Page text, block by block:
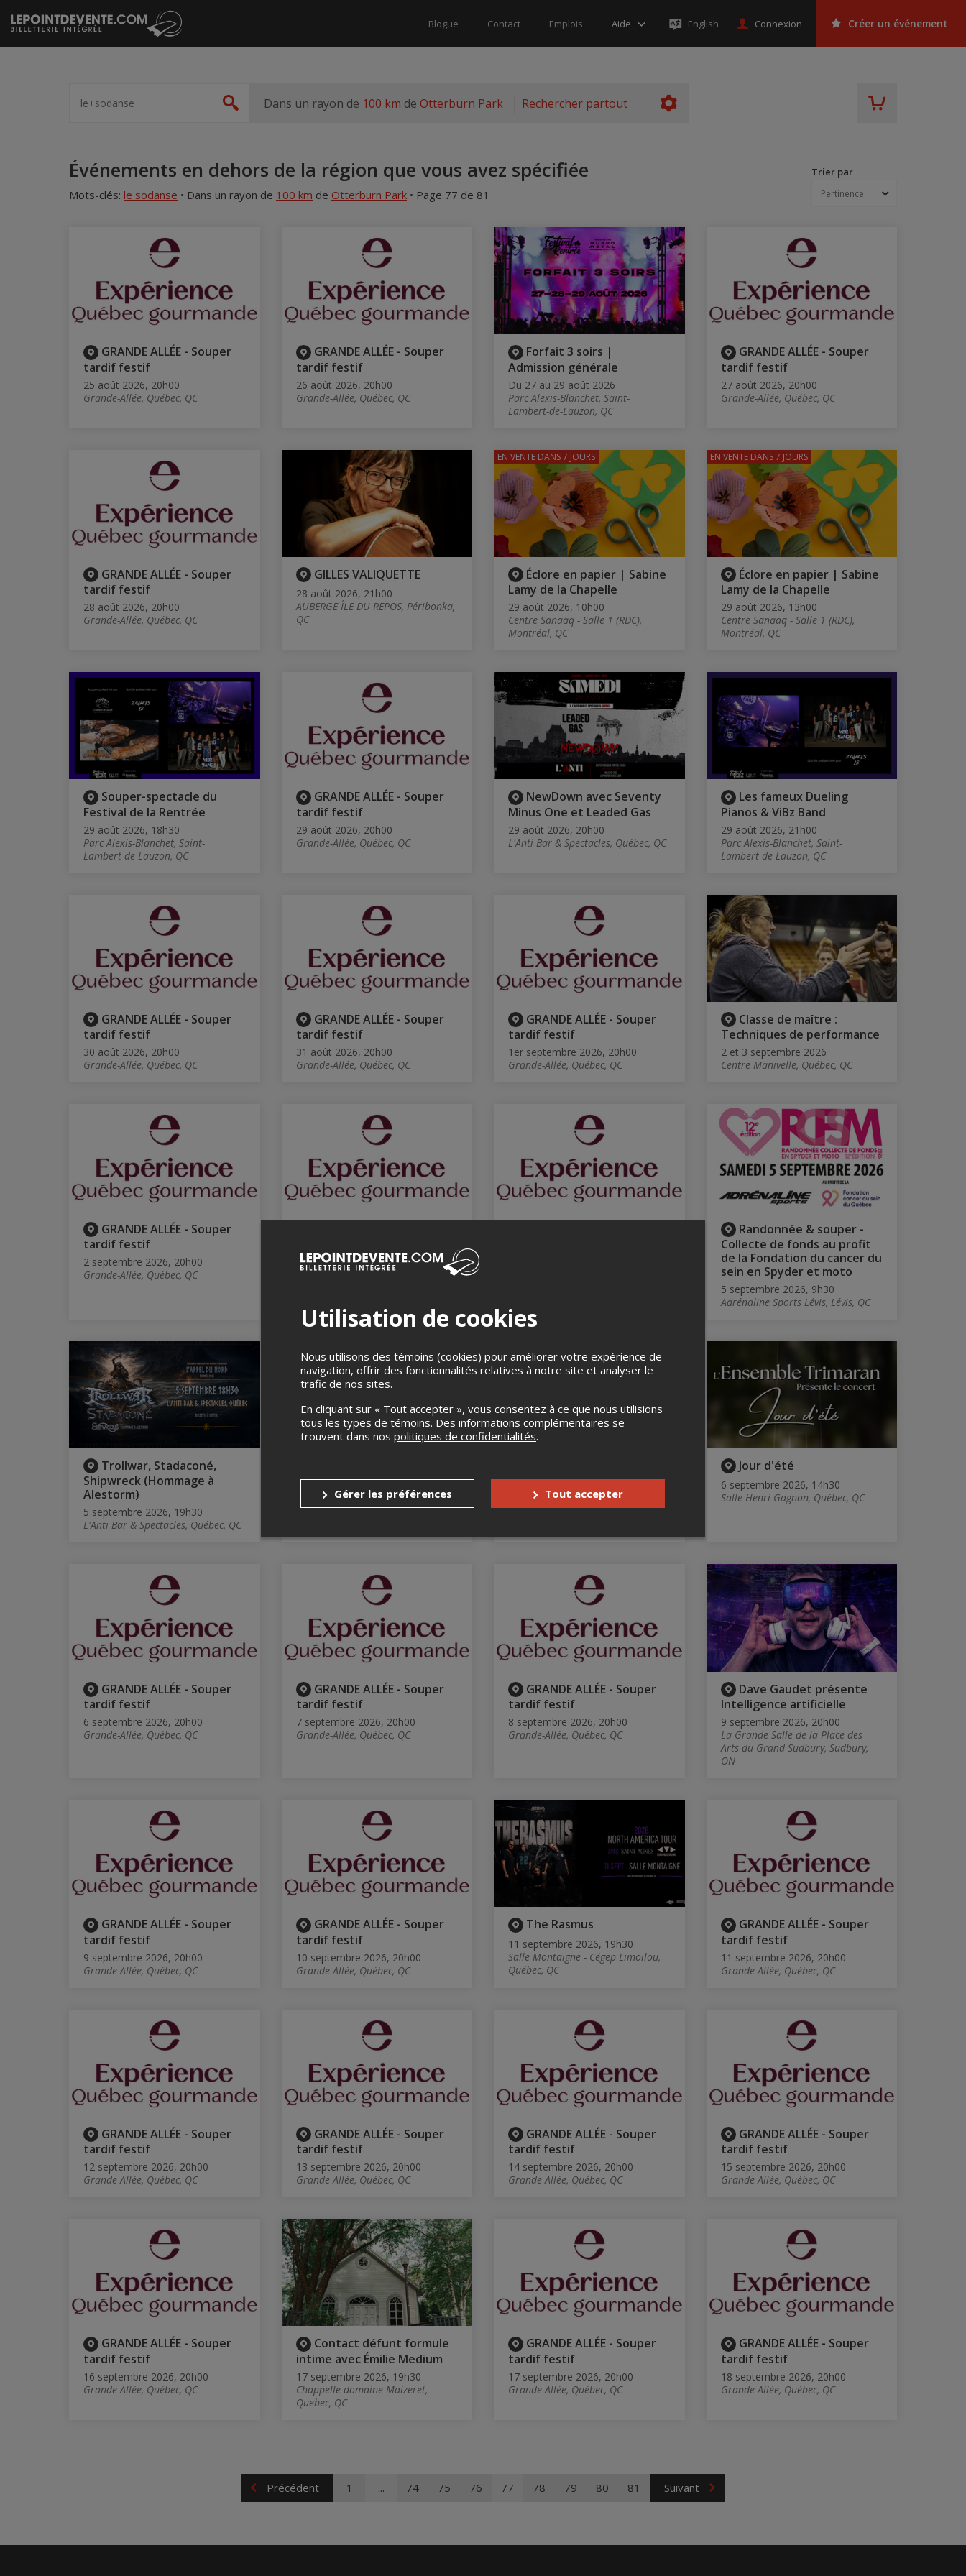
Passer
au
contenu
Blogue Contact Emplois Aide English Connexion Créer un événement
artiste,
lieu...
Rechercher
Dans un rayon de 100 km de Otterburn Park Rechercher partout
AccueilÉvénements en dehors de la région que vous avez spécifiée
Mots-clés: le sodanse • Dans un rayon de 100 km de Otterburn Park • Page 77 de 81
Trier par
GRANDE ALLÉE - Souper
tardif festif
25 août 2026, 20h00
Grande-Allée, Québec, QC
GRANDE ALLÉE - Souper
tardif festif
26 août 2026, 20h00
Grande-Allée, Québec, QC
Forfait 3 soirs |
Admission générale
Du 27 au 29 août 2026
Parc Alexis-Blanchet, Saint-
Lambert-de-Lauzon, QC
GRANDE ALLÉE - Souper
tardif festif
27 août 2026, 20h00
Grande-Allée, Québec, QC
GRANDE ALLÉE - Souper
tardif festif
28 août 2026, 20h00
Grande-Allée, Québec, QC
GILLES VALIQUETTE
28 août 2026, 21h00
AUBERGE ÎLE DU REPOS, Péribonka,
QC
Éclore en papier | Sabine
Lamy de la Chapelle
29 août 2026, 10h00
Centre Sanaaq - Salle 1 (RDC),
Montréal, QC
EN VENTE DANS 7 JOURS
Éclore en papier | Sabine
Lamy de la Chapelle
29 août 2026, 13h00
Centre Sanaaq - Salle 1 (RDC),
Montréal, QC
EN VENTE DANS 7 JOURS
Souper-spectacle du
Festival de la Rentrée
29 août 2026, 18h30
Parc Alexis-Blanchet, Saint-
Lambert-de-Lauzon, QC
GRANDE ALLÉE - Souper
tardif festif
29 août 2026, 20h00
Grande-Allée, Québec, QC
NewDown avec Seventy
Minus One et Leaded Gas
29 août 2026, 20h00
L'Anti Bar & Spectacles, Québec, QC
Les fameux Dueling
Pianos & ViBz Band
29 août 2026, 21h00
Parc Alexis-Blanchet, Saint-
Lambert-de-Lauzon, QC
GRANDE ALLÉE - Souper
tardif festif
30 août 2026, 20h00
Grande-Allée, Québec, QC
GRANDE ALLÉE - Souper
tardif festif
31 août 2026, 20h00
Grande-Allée, Québec, QC
GRANDE ALLÉE - Souper
tardif festif
1er septembre 2026, 20h00
Grande-Allée, Québec, QC
Classe de maître :
Techniques de performance
2 et 3 septembre 2026
Centre Manivelle, Québec, QC
GRANDE ALLÉE - Souper
tardif festif
2 septembre 2026, 20h00
Grande-Allée, Québec, QC
3 septembre 2026, 20h00
Grande-Allée, Québec, QC
Randonnée & souper -
Collecte de fonds au profit
de la Fondation du cancer du
sein en Spyder et moto
5 septembre 2026, 9h30
Adrénaline Sports Lévis, Lévis, QC
Trollwar, Stadaconé,
Shipwreck (Hommage à
Alestorm)
5 septembre 2026, 19h30
L'Anti Bar & Spectacles, Québec, QC
tardif festif
5 septembre 2026, 20h00
Grande-Allée, Québec, QC
en Musique
5 septembre 2026, 20h00
Chalet des loisirs, Saint-Michel-des-
Jour d'été
6 septembre 2026, 14h30
Salle Henri-Gagnon, Québec, QC
GRANDE ALLÉE - Souper
tardif festif
6 septembre 2026, 20h00
Grande-Allée, Québec, QC
GRANDE ALLÉE - Souper
tardif festif
7 septembre 2026, 20h00
Grande-Allée, Québec, QC
GRANDE ALLÉE - Souper
tardif festif
8 septembre 2026, 20h00
Grande-Allée, Québec, QC
Dave Gaudet présente
Intelligence artificielle
9 septembre 2026, 20h00
La Grande Salle de la Place des
Arts du Grand Sudbury, Sudbury,
ON
GRANDE ALLÉE - Souper
tardif festif
9 septembre 2026, 20h00
Grande-Allée, Québec, QC
GRANDE ALLÉE - Souper
tardif festif
10 septembre 2026, 20h00
Grande-Allée, Québec, QC
The Rasmus
11 septembre 2026, 19h30
Salle Montaigne - Cégep Limoilou,
Québec, QC
GRANDE ALLÉE - Souper
tardif festif
11 septembre 2026, 20h00
Grande-Allée, Québec, QC
GRANDE ALLÉE - Souper
tardif festif
12 septembre 2026, 20h00
Grande-Allée, Québec, QC
GRANDE ALLÉE - Souper
tardif festif
13 septembre 2026, 20h00
Grande-Allée, Québec, QC
GRANDE ALLÉE - Souper
tardif festif
14 septembre 2026, 20h00
Grande-Allée, Québec, QC
GRANDE ALLÉE - Souper
tardif festif
15 septembre 2026, 20h00
Grande-Allée, Québec, QC
GRANDE ALLÉE - Souper
tardif festif
16 septembre 2026, 20h00
Grande-Allée, Québec, QC
Contact défunt formule
intime avec Émilie Medium
17 septembre 2026, 19h30
Chappelle domaine Maizeret,
Quebec, QC
GRANDE ALLÉE - Souper
tardif festif
17 septembre 2026, 20h00
Grande-Allée, Québec, QC
GRANDE ALLÉE - Souper
tardif festif
18 septembre 2026, 20h00
Grande-Allée, Québec, QC
Précédent 1 ... 74 75 76 77 78 79 80 81 Suivant
Utilisation de cookies
Nous utilisons des témoins (cookies) pour améliorer votre expérience de
navigation, offrir des fonctionnalités relatives à notre site et analyser le
trafic de nos sites.
En cliquant sur « Tout accepter », vous consentez à ce que nous utilisions
tous les types de témoins. Des informations complémentaires se
trouvent dans nos politiques de confidentialités.
Gérer les préférences Tout accepter